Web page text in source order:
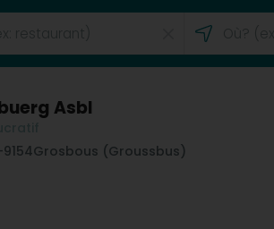
Asbl
9154Grosbous (Groussbus)